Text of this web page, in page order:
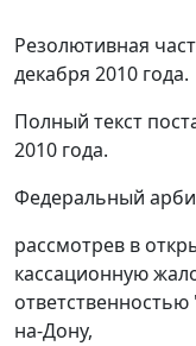
Резолютивная
декабря 2010 года.
Полный текст
2010 года.
Федеральный
рассмотрев в
кассационную
на-Дону,